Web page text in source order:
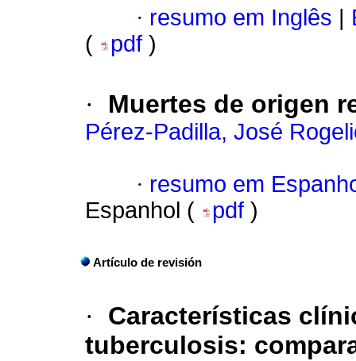
· resumo em Inglês
(
pdf )
· Muertes de origen
Pérez-Padilla, José
· resumo em
Espanhol (
pdf )
Artículo de revisión
·
Características
tuberculosis: